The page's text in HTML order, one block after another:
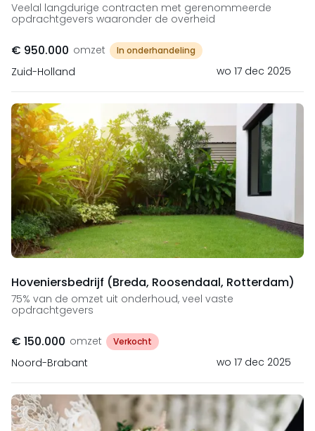
Veelal langdurige contracten met gerenommeerde
opdrachtgevers waaronder de overheid
€ 950.000 omzet In onderhandeling
Zuid-Holland wo 17 dec 2025
Hoveniersbedrijf (Breda, Roosendaal, Rotterdam)
75% van de omzet uit onderhoud, veel vaste
opdrachtgevers
€ 150.000 omzet Verkocht
Noord-Brabant wo 17 dec 2025